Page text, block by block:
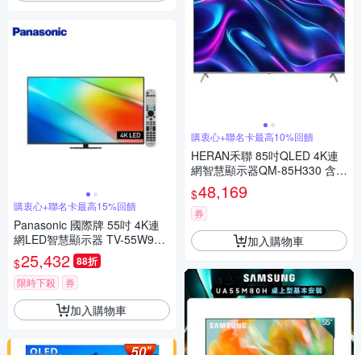
購衷心+聯名卡最高15%回饋
Panasonic 國際牌 55吋 4K連
網LED智慧顯示器 TV-55W90B
GT 含基本安裝+舊機回收
$25,432 88折
限時下殺 券
加入購物車
購衷心+聯名卡最高10%回饋
HERAN禾聯 85吋QLED 4K連
網智慧顯示器QM-85H330 含標
準安裝
$48,169
券
加入購物車